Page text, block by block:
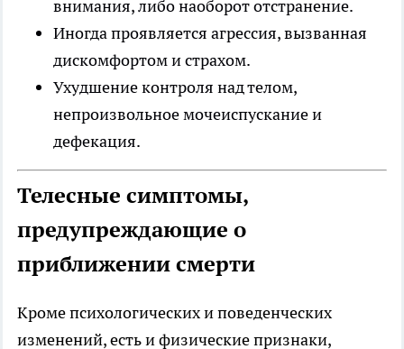
внимания, либо наоборот отстранение.
Иногда проявляется агрессия, вызванная
дискомфортом и страхом.
Ухудшение контроля над телом,
непроизвольное мочеиспускание и
дефекация.
Телесные симптомы,
предупреждающие о
приближении смерти
Кроме психологических и поведенческих
изменений, есть и физические признаки,